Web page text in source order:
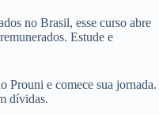
no Brasil, esse curso abre
Estude e
Prouni e comece sua jornada.
dívidas.